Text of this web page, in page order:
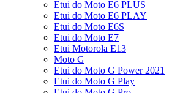
Etui do Moto E6 PLUS
Etui do Moto E6 PLAY
Etui do Moto E6S
Etui do Moto E7
Etui Motorola E13
Moto G
Etui do Moto G Power 2021
Etui do Moto G Play